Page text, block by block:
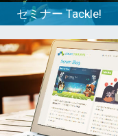
セミナー Tackle!